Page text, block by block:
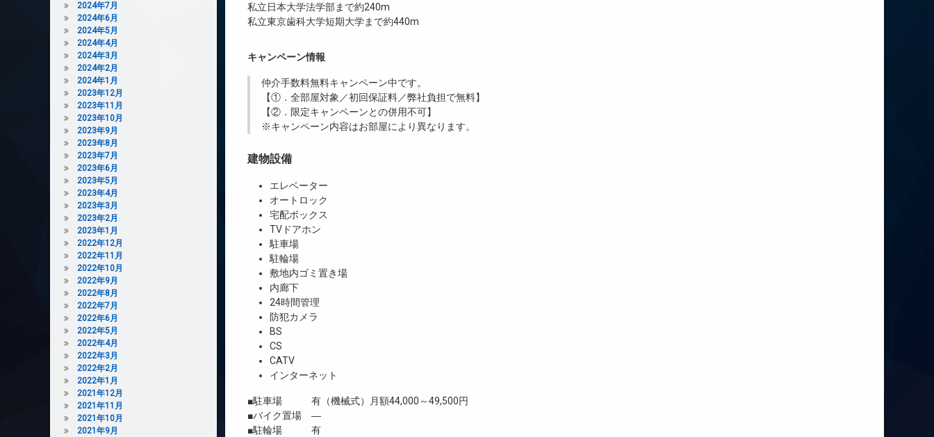
私立日本大学法学部まで約240m
私立東京歯科大学短期大学まで約440m
キャンペーン情報
仲介手数料無料キャンペーン中です。
【①．全部屋対象／初回保証料／弊社負担で無料】
【②．限定キャンペーンとの併用不可】
※キャンペーン内容はお部屋により異なります。
建物設備
エレベーター
オートロック
宅配ボックス
TVドアホン
駐車場
駐輪場
敷地内ゴミ置き場
内廊下
24時間管理
防犯カメラ
BS
CS
CATV
インターネット
■駐車場 有（機械式）月額44,000～49,500円
■バイク置場 ―
■駐輪場 有
2024年7月
2024年6月
2024年5月
2024年4月
2024年3月
2024年2月
2024年1月
2023年12月
2023年11月
2023年10月
2023年9月
2023年8月
2023年7月
2023年6月
2023年5月
2023年4月
2023年3月
2023年2月
2023年1月
2022年12月
2022年11月
2022年10月
2022年9月
2022年8月
2022年7月
2022年6月
2022年5月
2022年4月
2022年3月
2022年2月
2022年1月
2021年12月
2021年11月
2021年10月
2021年9月